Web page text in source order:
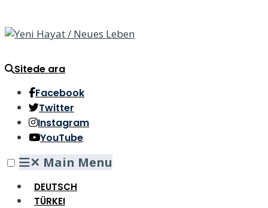
Sitede ara
Facebook
Twitter
Instagram
YouTube
✕ Main Menu
DEUTSCH
TÜRKEI